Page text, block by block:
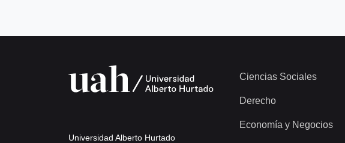
Universidad Alberto Hurtado
Ciencias Sociales
Derecho
Economía y Negocios